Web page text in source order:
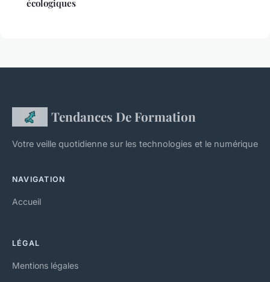
écologiques
Tendances De Formation
Votre veille quotidienne sur les technologies et le numérique
NAVIGATION
Accueil
LÉGAL
Mentions légales